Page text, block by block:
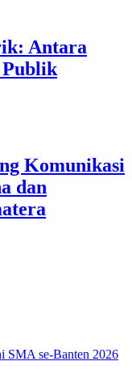
Antara
Publik
Komunikasi
dan
SMA se-Banten 2026